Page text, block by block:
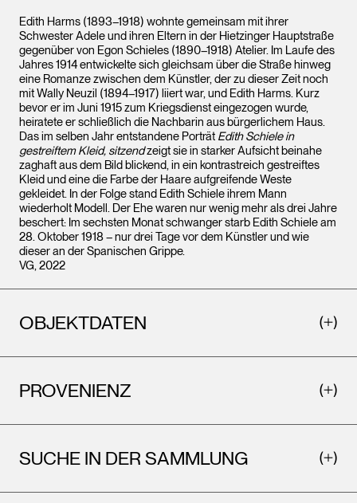
Edith Harms (1893–1918) wohnte gemeinsam mit ihrer
Schwester Adele und ihren Eltern in der Hietzinger Hauptstraße
gegenüber von Egon Schieles (1890–1918) Atelier. Im Laufe des
Jahres 1914 entwickelte sich gleichsam über die Straße hinweg
eine Romanze zwischen dem Künstler, der zu dieser Zeit noch
mit Wally Neuzil (1894–1917) liiert war, und Edith Harms. Kurz
bevor er im Juni 1915 zum Kriegsdienst eingezogen wurde,
heiratete er schließlich die Nachbarin aus bürgerlichem Haus.
Das im selben Jahr entstandene Porträt Edith Schiele in
gestreiftem Kleid, sitzendzeigt sie in starker Aufsicht beinahe
zaghaft aus dem Bild blickend, in ein kontrastreich gestreiftes
Kleid und eine die Farbe der Haare aufgreifende Weste
gekleidet. In der Folge stand Edith Schiele ihrem Mann
wiederholt Modell. Der Ehe waren nur wenig mehr als drei Jahre
beschert: Im sechsten Monat schwanger starb Edith Schiele am
28. Oktober 1918 – nur drei Tage vor dem Künstler und wie
dieser an der Spanischen Grippe.
VG, 2022
OBJEKTDATEN
PROVENIENZ
SUCHE IN DER SAMMLUNG